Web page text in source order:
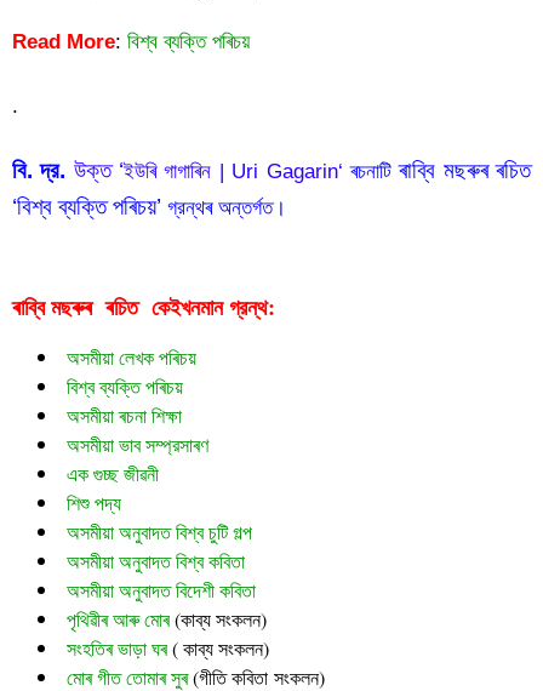
Read More: বিশ্ব ব্যক্তি পৰিচয়
.
বি. দ্র. উক্ত ‘ইউৰি গাগাৰিন | Uri Gagarin‘ ৰচনাটি ৰাব্বি মছৰুৰ ৰচিত
‘বিশ্ব ব্যক্তি পৰিচয়’ গ্রন্থৰ অন্তর্গত।
ৰাব্বি মছৰুৰ  ৰচিত কেইখনমান গ্রন্থ:
অসমীয়া লেখক পৰিচয়
বিশ্ব ব্যক্তি পৰিচয়
অসমীয়া ৰচনা শিক্ষা
অসমীয়া ভাব সম্প্রসাৰণ
এক গুচ্ছ জীৱনী
শিশু পদ্য
অসমীয়া অনুবাদত বিশ্ব চুটি গল্প
অসমীয়া অনুবাদত বিশ্ব কবিতা
অসমীয়া অনুবাদত বিদেশী কবিতা
পৃথিৱীৰ আৰু মোৰ (কাব্য সংকলন)
সংহতিৰ ভাড়া ঘৰ ( কাব্য সংকলন)
মোৰ গীত তোমাৰ সুৰ (গীতি কবিতা সংকলন)